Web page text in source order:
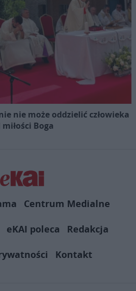
nie może oddzielić człowieka
miłości Boga
Centrum Medialne
eKAI poleca
Redakcja
Kontakt